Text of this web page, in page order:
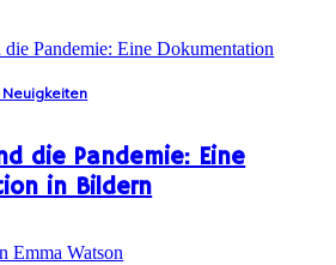
Neuigkeiten
die Pandemie: Eine
in Bildern